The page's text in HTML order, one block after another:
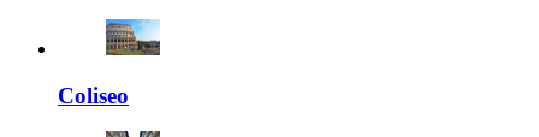
Coliseo